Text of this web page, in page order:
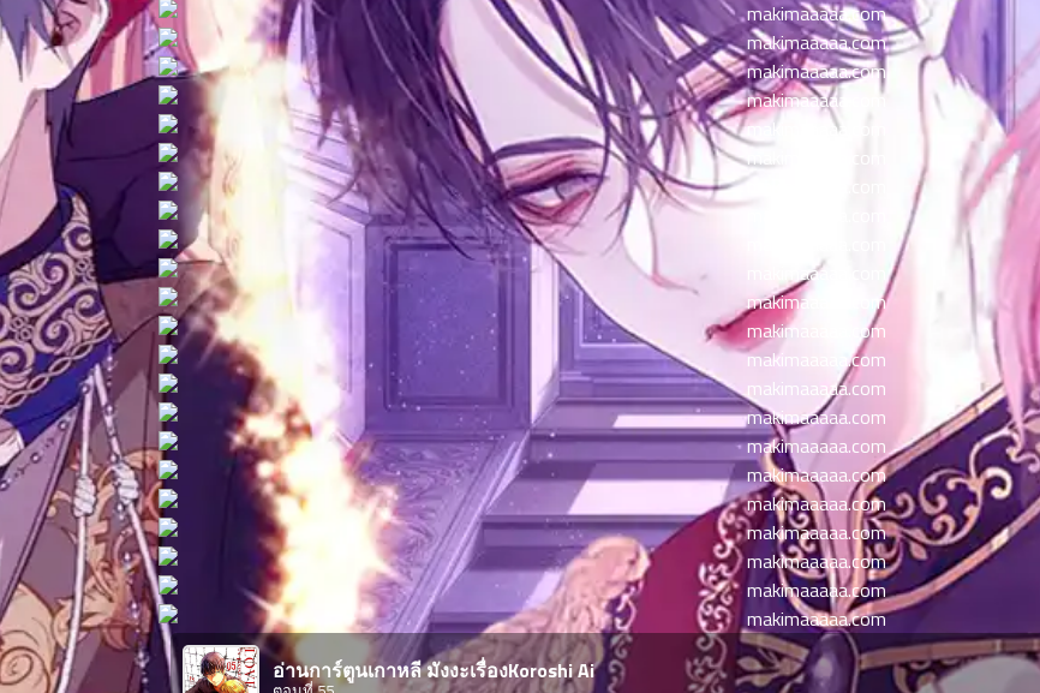
อ่านการ์ตูนเกาหลี มังงะเรื่องKoroshi Ai
9
ตอน
ที่
10
ตอน
11
ตอน
ที่
ม
12
ตอน
ที่
ม
13
ตอน
14
ตอน
ม
15